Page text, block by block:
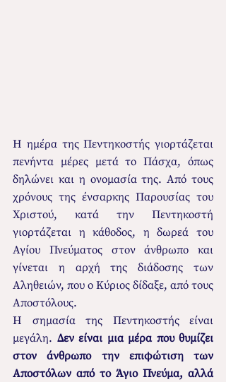
Η ημέρα της Πεντηκοστής γιορτάζεται
πενήντα μέρες μετά το Πάσχα, όπως
δηλώνει και η ονομασία της. Από τους
χρόνους της ένσαρκης Παρουσίας του
Χριστού, κατά την Πεντηκοστή
γιορτάζεται η κάθοδος, η δωρεά του
Αγίου Πνεύματος στον άνθρωπο και
γίνεται η αρχή της διάδοσης των
Αληθειών, που ο Κύριος δίδαξε, από τους
Αποστόλους.
Η σημασία της Πεντηκοστής είναι
μεγάλη. Δεν είναι μια μέρα που θυμίζει
στον άνθρωπο την επιφώτιση των
Αποστόλων από το Άγιο Πνεύμα, αλλά